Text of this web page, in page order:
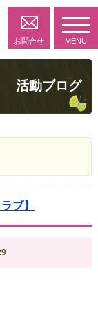
お問合せ MENU
活動ブログ
ブ】